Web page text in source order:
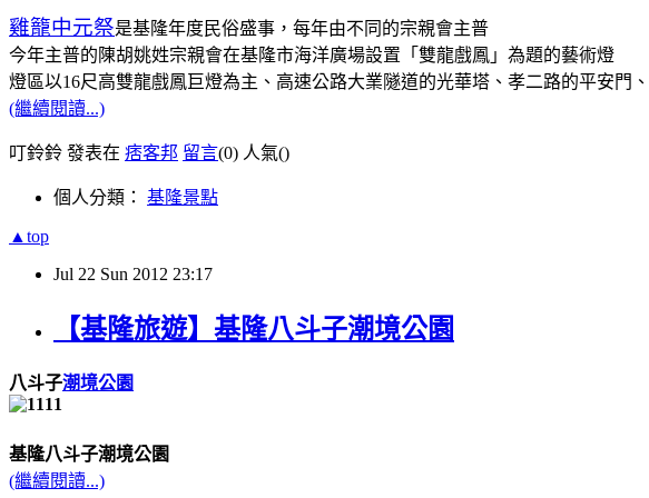
雞籠中元祭是基隆年度民俗盛事，每年由不同的宗親會主普
今年主普的陳胡姚姓宗親會在基隆市海洋廣場設置「雙龍戲鳳」為題的藝術燈
燈區以16尺高雙龍戲鳳巨燈為主、高速公路大業隧道的光華塔、孝二路的平安門、
(繼續閱讀...)
叮鈴鈴 發表在 痞客邦 留言(0) 人氣()
個人分類： 基隆景點
▲top
Jul 22 Sun 2012 23:17
【基隆旅遊】基隆八斗子潮境公園
八斗子潮境公園
基隆八斗子潮境公園
(繼續閱讀...)